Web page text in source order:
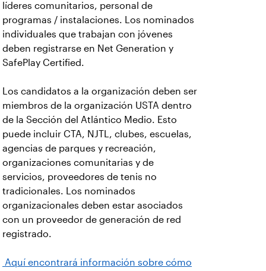
líderes comunitarios, personal de
programas / instalaciones. Los nominados
individuales que trabajan con jóvenes
deben registrarse en Net Generation y
SafePlay Certified.
Los candidatos a la organización deben ser
miembros de la organización USTA dentro
de la Sección del Atlántico Medio. Esto
puede incluir CTA, NJTL, clubes, escuelas,
agencias de parques y recreación,
organizaciones comunitarias y de
servicios, proveedores de tenis no
tradicionales. Los nominados
organizacionales deben estar asociados
con un proveedor de generación de red
registrado.
Aquí encontrará información sobre cómo